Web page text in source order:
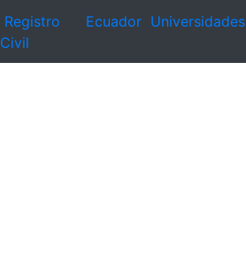
Registro
Civil
Ecuador Universidades